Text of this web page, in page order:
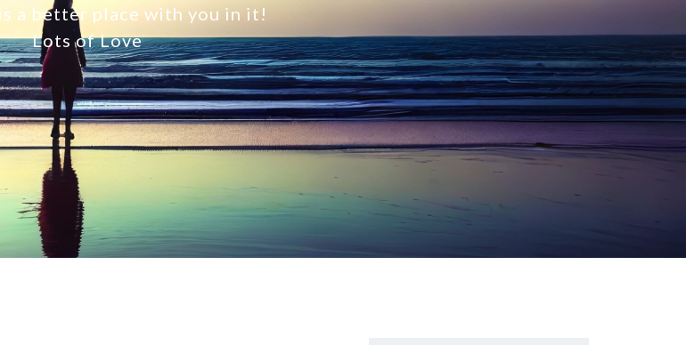
a better place with you in it!
Lots of Love